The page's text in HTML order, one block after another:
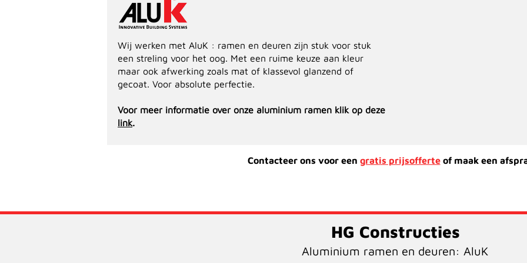
Wij werken met AluK : ramen en deuren zijn stuk voor stuk
een streling voor het oog. Met een ruime keuze aan kleur
maar ook afwerking zoals mat of klassevol glanzend of
gecoat. Voor absolute perfectie.
Voor meer informatie over onze aluminium ramen klik op deze
link.
Contacteer ons voor een gratis prijsofferteof maak een
HG Constructies
Aluminium ramen en deuren: AluK